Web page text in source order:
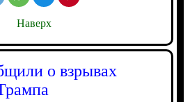
Наверх
о взрывах